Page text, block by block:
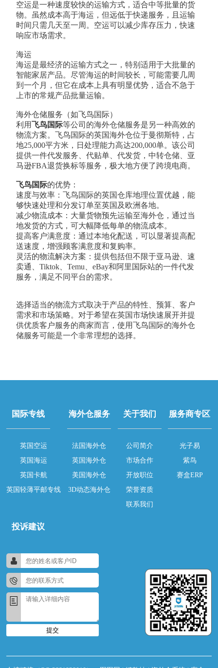
空运是一种速度较快的运输方式，适合中等批量的货
物。虽然成本高于海运，但远低于快递服务，且运输
时间只需几天至一周。空运可以减少库存压力，快速
响应市场需求。
海运
海运是最经济的运输方式之一，特别适用于大批量的
智能家居产品。尽管海运的时间较长，可能需要几周
到一个月，但它在成本上具有明显优势，适合不急于
上市的常规产品批量运输。
海外仓储服务（如飞鸟国际）
利用飞鸟国际等公司的海外仓储服务是另一种高效的
物流方案。飞鸟国际的英国海外仓位于曼彻斯特，占
地25,000平方米，日处理能力高达200,000单。该公司
提供一件代发服务、代贴单、代发货，中转仓储、亚
马逊FBA退货换标等服务，极大地方便了跨境电商。
飞鸟国际的优势：
速度与效率：飞鸟国际的英国仓库地理位置优越，能
够快速处理和分发订单至英国及欧洲各地。
减少物流成本：大量货物预先运输至海外仓，通过当
地发货的方式，可大幅降低每单的物流成本。
提高客户满意度：通过本地化配送，可以显著提高配
送速度，增强顾客满意度和复购率。
灵活的物流解决方案：提供包括但不限于亚马逊、速
卖通、Tiktok、Temu、eBay和阿里国际站的一件代发
服务，满足不同平台的需求。
选择适当的物流方式取决于产品的特性、预算、客户
需求和市场策略。对于希望在英国市场快速展开并提
供优质客户服务的商家而言，使用飞鸟国际的海外仓
储服务可能是一个非常理想的选择。
国际专线
英国空运
英国海运
英国卡航
英国轻薄平邮专线
海外仓服务
法国海外仓
英国海外仓
美国海外仓
3D动态海外仓
关于我们
公司简介
市场合作
开放职位
荣誉资质
联系我们
服务商专区
光子易
紫鸟
赛盒ERP
投诉建议
提交